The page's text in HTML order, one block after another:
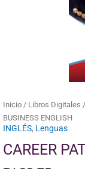
Inicio / Libros Digitales /
BUSINESS ENGLISH
INGLÉS, Lenguas
CAREER